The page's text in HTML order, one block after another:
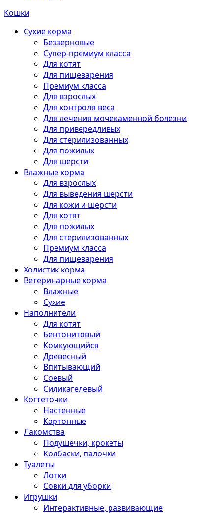
Кошки
Сухие корма
Беззерновые
Супер-премиум класса
Для котят
Для пищеварения
Премиум класса
Для взрослых
Для контроля веса
Для лечения мочекаменной болезни
Для привередливых
Для стерилизованных
Для пожилых
Для шерсти
Влажные корма
Для взрослых
Для выведения шерсти
Для кожи и шерсти
Для котят
Для пожилых
Для стерилизованных
Премиум класса
Для пищеварения
Холистик корма
Ветеринарные корма
Влажные
Сухие
Наполнители
Для котят
Бентонитовый
Комкующийся
Древесный
Впитывающий
Соевый
Силикагелевый
Когтеточки
Настенные
Картонные
Лакомства
Подушечки, крокеты
Колбаски, палочки
Туалеты
Лотки
Совки для уборки
Игрушки
Интерактивные, развивающие